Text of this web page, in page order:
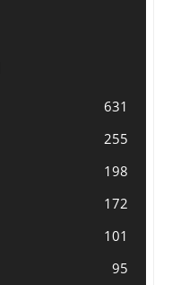
631
255
198
172
101
95